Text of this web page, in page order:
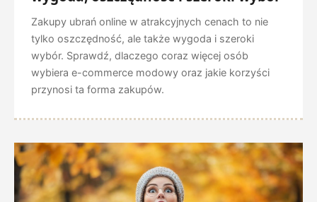
Zakupy ubrań online w atrakcyjnych cenach to nie
tylko oszczędność, ale także wygoda i szeroki
wybór. Sprawdź, dlaczego coraz więcej osób
wybiera e-commerce modowy oraz jakie korzyści
przynosi ta forma zakupów.